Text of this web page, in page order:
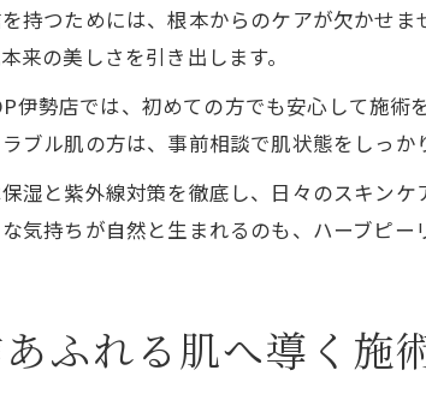
持つためには、根本からのケアが欠かせ
来の美しさを引き出します。
伊勢店では、初めての方でも安心して施
ブル肌の方は、事前相談で肌状態をしっ
湿と紫外線対策を徹底し、日々のスキン
気持ちが自然と生まれるのも、ハーブピー
ふれる肌へ導く施